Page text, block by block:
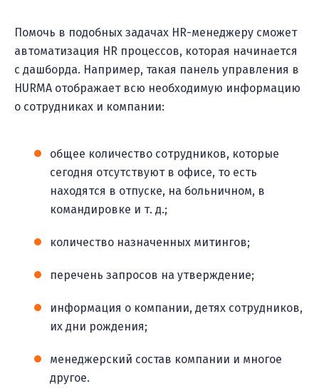
Помочь в подобных задачах HR-менеджеру сможет
автоматизация HR процессов, которая начинается
с дашборда. Например, такая панель управления в
HURMA отображает всю необходимую информацию
о сотрудниках и компании:
общее количество сотрудников, которые
сегодня отсутствуют в офисе, то есть
находятся в отпуске, на больничном, в
командировке и т. д.;
количество назначенных митингов;
перечень запросов на утверждение;
информация о компании, детях сотрудников,
их дни рождения;
менеджерский состав компании и многое
другое.